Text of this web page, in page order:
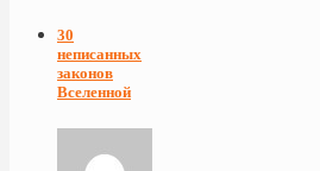
30
неписанных
законов
Вселенной